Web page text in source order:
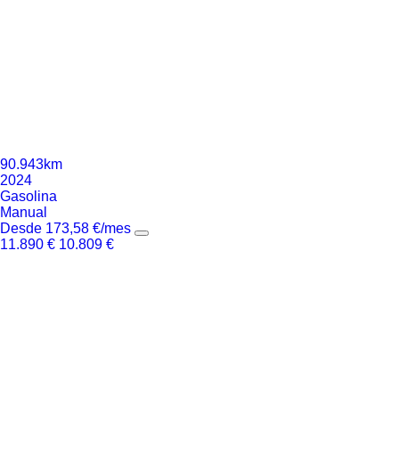
90.943km
2024
Gasolina
Manual
Desde 173,58 €/mes
11.890 € 10.809 €